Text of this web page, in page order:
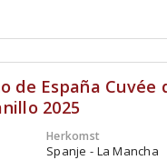
de España Cuvée
2025
Herkomst
Spanje - La Mancha